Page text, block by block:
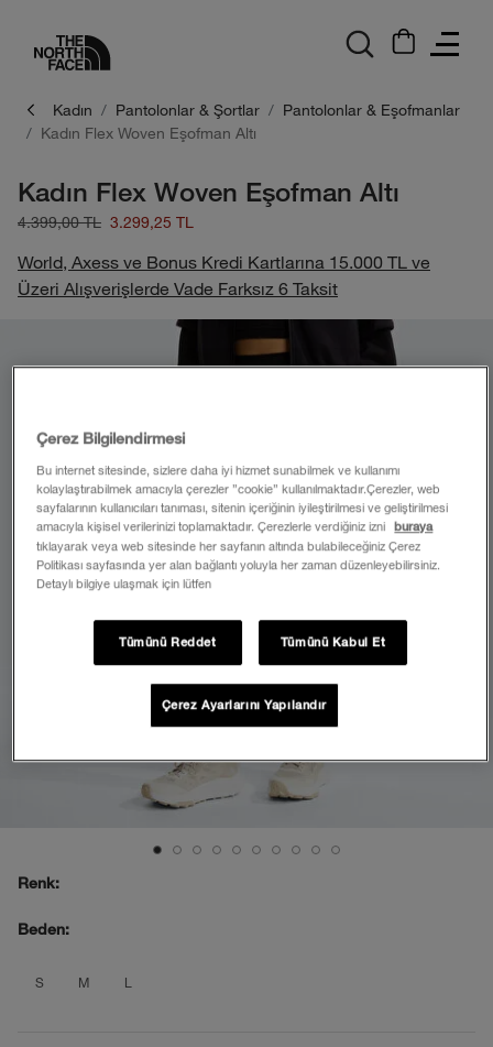
Kadın Pantolonlar & Şortlar
Pantolonlar & Eşofmanlar
Kadın Flex Woven Eşofman Altı
Kadın Flex Woven Eşofman Altı
3.299,25 TL
4.399,00 TL
World, Axess ve Bonus Kredi Kartlarına 15.000 TL ve
Üzeri Alışverişlerde Vade Farksız 6 Taksit
Renk:
Beden:
S M L
Çerez Bilgilendirmesi
Bu internet sitesinde, sizlere daha iyi hizmet sunabilmek ve kullanımı
kolaylaştırabilmek amacıyla çerezler ”cookie” kullanılmaktadır.Çerezler, web
sayfalarının kullanıcıları tanıması, sitenin içeriğinin iyileştirilmesi ve geliştirilmesi
amacıyla kişisel verilerinizi toplamaktadır. Çerezlerle verdiğiniz izni
buraya
tıklayarak veya web sitesinde her sayfanın altında bulabileceğiniz Çerez
Politikası sayfasında yer alan bağlantı yoluyla her zaman düzenleyebilirsiniz.
Detaylı bilgiye ulaşmak için lütfen
Tümünü Reddet Tümünü Kabul Et
Çerez Ayarlarını Yapılandır